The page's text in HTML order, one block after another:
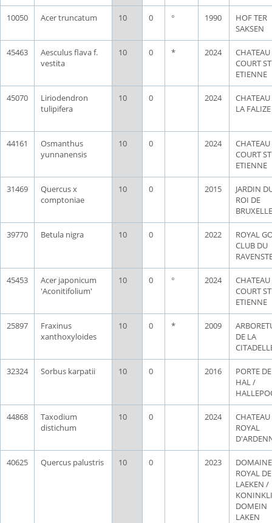
10050 Acer truncatum 10 0 ° 1990
HOF TER
SAKSEN
45463
Aesculus flava f.
vestita
10 0 * 2024
CHATEAU
COURT ST
ETIENNE
45070
Liriodendron
tulipifera
10 0 2024
CHATEAU
LA FALIZE
44161
Osmanthus
yunnanensis
10 0 2024
CHATEAU
COURT ST
ETIENNE
31469
Quercus x
comptoniae
10 0 2015
JARDIN
ROI DE
39770 Betula nigra 10 0 2022
ROYAL
CLUB DU
45453
Acer japonicum
'Aconitifolium'
10 0 ° 2024
CHATEAU
COURT ST
ETIENNE
25897
Fraxinus
xanthoxyloides
10 0 * 2009
DE LA
32324 Sorbus karpatii 10 0 2016
PORTE DE
HAL /
44868
Taxodium
distichum
10 0 2024
CHATEAU
ROYAL
40625 Quercus palustris 10 0 2023
DOMAINE
ROYAL DE
LAEKEN /
DOMEIN
LAKEN